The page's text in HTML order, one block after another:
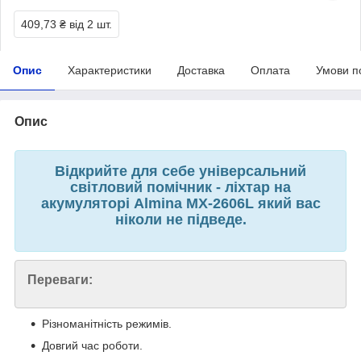
409,73 ₴ від 2 шт.
Опис Характеристики Доставка Оплата Умови
Опис
Відкрийте для себе універсальний
світловий помічник - ліхтар на
акумуляторі Almina MX-2606L який вас
ніколи не підведе.
Переваги:
Різноманітність режимів.
Довгий час роботи.